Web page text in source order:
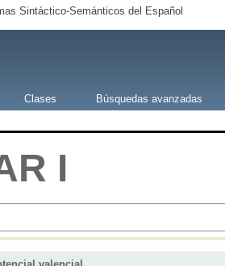
Sintáctico-Semánticos del Español
Clases Búsquedas avanzadas
I